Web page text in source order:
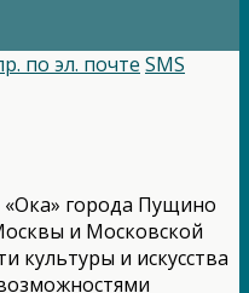
по эл. почте SMS
«Ока» города Пущино
и Московской
культуры и искусства